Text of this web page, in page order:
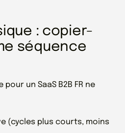
: copier-
séquence
un SaaS B2B FR ne
(cycles plus courts, moins